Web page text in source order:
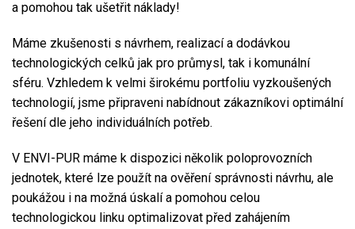
a pomohou tak ušetřit náklady!
Máme zkušenosti s návrhem, realizací a dodávkou
technologických celků jak pro průmysl, tak i komunální
sféru. Vzhledem k velmi širokému portfoliu vyzkoušených
technologií, jsme připraveni nabídnout zákazníkovi optimální
řešení dle jeho individuálních potřeb.
V ENVI-PUR máme k dispozici několik poloprovozních
jednotek, které lze použít na ověření správnosti návrhu, ale
poukážou i na možná úskalí a pomohou celou
technologickou linku optimalizovat před zahájením